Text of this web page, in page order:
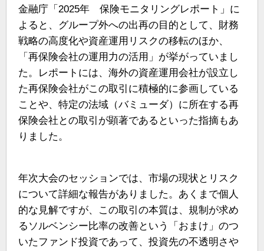
金融庁「2025年 保険モニタリングレポート」に
よると、グループ外への出再の目的として、財務
戦略の高度化や資産運用リスクの移転のほか、
「再保険会社の運用力の活用」が挙がっていまし
た。レポートには、海外の資産運用会社が設立し
た再保険会社がこの取引に積極的に参画している
ことや、特定の法域（バミューダ）に所在する再
保険会社との取引が顕著であるといった指摘もあ
りました。
年次大会のセッションでは、市場の現状とリスク
について詳細な報告がありました。あくまで個人
的な見解ですが、この取引の本質は、規制が求め
るソルベンシー比率の改善という「おまけ」のつ
いたファンド投資であって、投資先の不透明さや